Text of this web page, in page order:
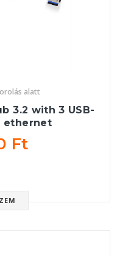
alatt
3.2 with 3 USB-
ethernet
Ft